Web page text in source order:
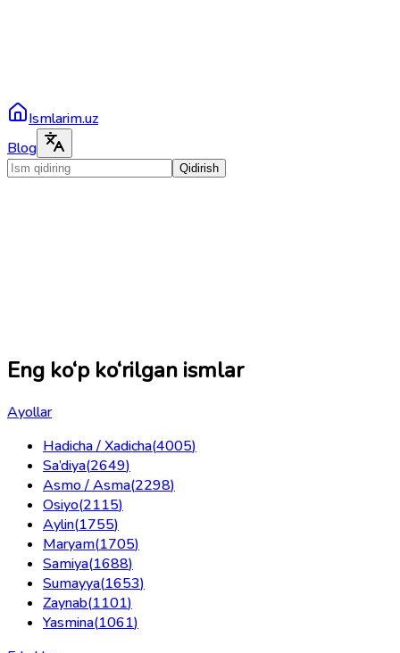
Ismlarim.uz
Blog
Qidirish
Eng ko‘p ko‘rilgan ismlar
Ayollar
Hadicha / Xadicha(4005)
Sa’diya(2649)
Asmo / Asma(2298)
Osiyo(2115)
Aylin(1755)
Maryam(1705)
Samiya(1688)
Sumayya(1653)
Zaynab(1101)
Yasmina(1061)